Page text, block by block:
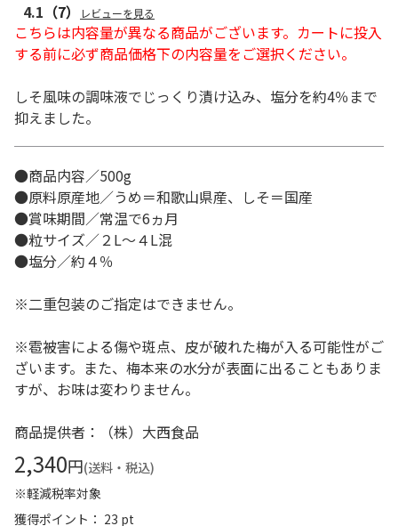
4.1 （7） レビューを見る
こちらは内容量が異なる商品がございます。カートに投入
する前に必ず商品価格下の内容量をご選択ください。
しそ風味の調味液でじっくり漬け込み、塩分を約4％まで
抑えました。
●商品内容／500g
●原料原産地／うめ＝和歌山県産、しそ＝国産
●賞味期間／常温で6ヵ月
●粒サイズ／２L～４L混
●塩分／約４％
※二重包装のご指定はできません。
※雹被害による傷や斑点、皮が破れた梅が入る可能性がご
ざいます。また、梅本来の水分が表面に出ることもありま
すが、お味は変わりません。
商品提供者：（株）大西食品
2,340円(送料・税込)
※軽減税率対象
獲得ポイント： 23 pt